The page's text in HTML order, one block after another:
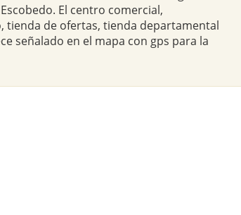
El centro comercial,
tienda de ofertas, tienda departamental
señalado en el mapa con gps para la